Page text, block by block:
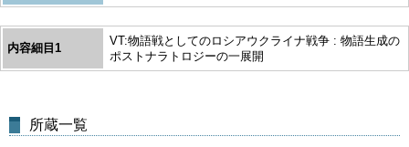
内容細目1
VT:物語戦としてのロシアウクライナ戦争 : 物語生成の
ポストナラトロジーの一展開
所蔵一覧